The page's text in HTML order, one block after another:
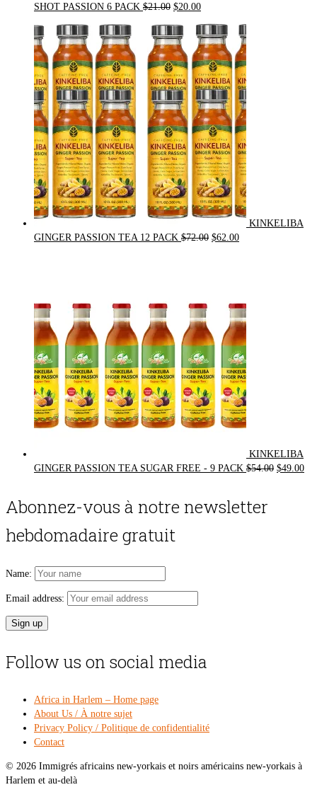
SHOT PASSION 6 PACK $21.00 Original
was:
$21.00.
$20.00Current
is:
$20.00.
KINKELIBA
GINGER PASSION TEA 12 PACK $72.00 Original
$62.00Current
KINKELIBA
GINGER PASSION TEA SUGAR FREE - 9 PACK $54.00 Original
$49.00
Abonnez-vous à notre newsletter
hebdomadaire gratuit
Name:
Email address:
Follow us on social media
Africa in Harlem – Home page
About Us / À notre sujet
Privacy Policy / Politique de confidentialité
Contact
© 2026 Immigrés africains new-yorkais et noirs américains new-yorkais à
Harlem et au-delà